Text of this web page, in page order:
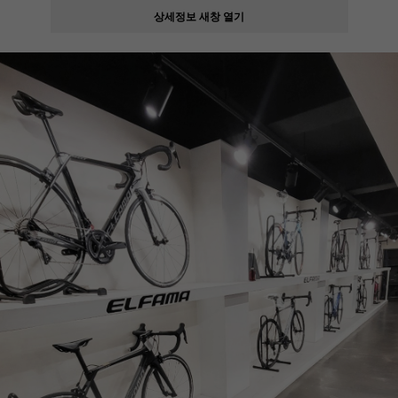
상세정보 새창 열기